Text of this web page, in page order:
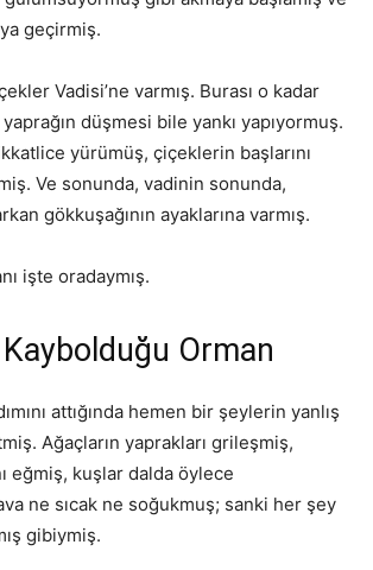
geçirmiş.
Vadisi’ne varmış. Burası o kadar
düşmesi bile yankı yapıyormuş.
yürümüş, çiçeklerin başlarını
Ve sonunda, vadinin sonunda,
gökkuşağının ayaklarına varmış.
işte oradaymış.
Orman
attığında hemen bir şeylerin yanlış
Ağaçların yaprakları grileşmiş,
eğmiş, kuşlar dalda öylece
ne sıcak ne soğukmuş; sanki her şey
gibiymiş.